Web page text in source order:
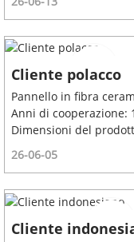
Cliente polacco
Pannello in fibra
Anni di cooperazione:
Dimensioni del
26-06-05
Cliente